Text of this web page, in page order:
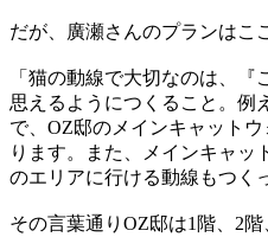
だが、廣瀬さんのプランはこ
「猫の動線で大切なのは、
思えるようにつくること。例
で、OZ邸のメインキャット
ります。また、メインキャッ
のエリアに行ける動線もつく
その言葉通りOZ邸は1階、2